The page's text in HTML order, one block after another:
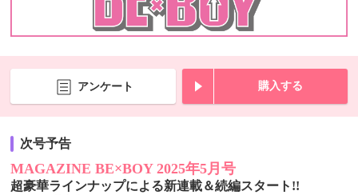
アンケート 購入する
次号予告
MAGAZINE BE×BOY 2025年5月号
超豪華ラインナップによる新連載＆続編スタート!!